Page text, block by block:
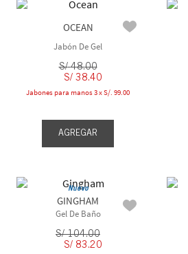
OCEAN
Jabón De Gel
S/ 48.00
S/ 38.40
Jabones para manos 3 x S/. 99.00
AGREGAR
Nuevo
GINGHAM
Gel De Baño
S/ 104.00
S/ 83.20